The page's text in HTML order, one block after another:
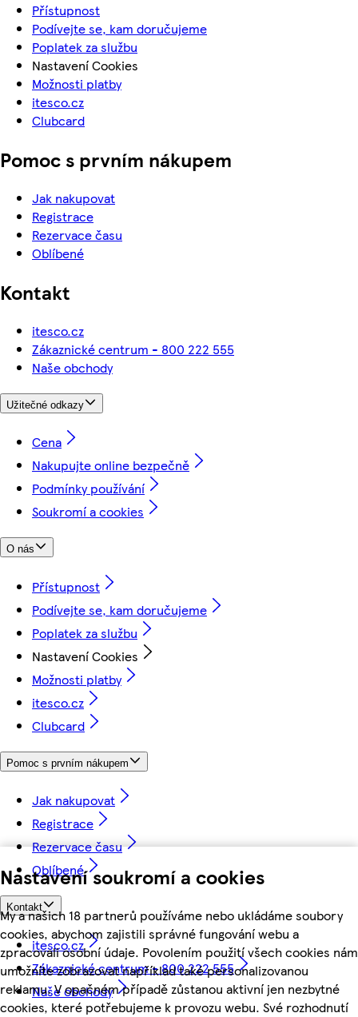
Nastavení soukromí a cookies
My a našich 18 partnerů používáme nebo ukládáme soubory
cookies, abychom zajistili správné fungování webu a
zpracovali osobní údaje. Povolením použití všech cookies nám
umožníte zobrazovat například také personalizovanou
reklamu. V opačném případě zůstanou aktivní jen nezbytné
cookies, které potřebujeme k provozu webu. Své rozhodnutí
Přístupnost
Podívejte se, kam doručujeme
Poplatek za službu
Nastavení Cookies
Možnosti platby
itesco.cz
Clubcard
Pomoc s prvním nákupem
Jak nakupovat
Registrace
Rezervace času
Oblíbené
Kontakt
itesco.cz
Zákaznické centrum - 800 222 555
Naše obchody
Užitečné odkazy
Cena
Nakupujte online bezpečně
Podmínky používání
Soukromí a cookies
O nás
Přístupnost
Podívejte se, kam doručujeme
Poplatek za službu
Nastavení Cookies
Možnosti platby
itesco.cz
Clubcard
Pomoc s prvním nákupem
Jak nakupovat
Registrace
Rezervace času
Oblíbené
Kontakt
itesco.cz
Zákaznické centrum - 800 222 555
Naše obchody